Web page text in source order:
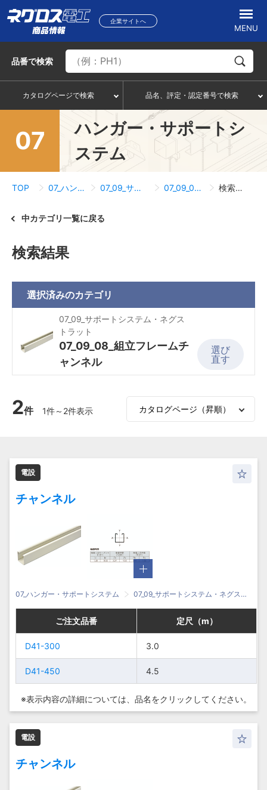
企業サイトへ
MENU
品番で検索
カタログページで検索 品名、評定・認定番号で検索
07
ハンガー・サポートシ
ステム
TOP 07_ハンガー・サポートシステム 07_09_サポートシステム・ネグストラット 07_09_08_組立フレームチャンネル 検索結果一覧
中カテゴリ一覧に戻る
検索結果
選択済みのカテゴリ
07_09_サポートシステム・ネグス
トラット
07_09_08_組立フレームチ
ャンネル
選び
直す
2件 1件～2件表示
電設
チャンネル
07_ハンガー・サポートシステム 07_09_サポートシステム・ネグストラット
ご注文品番 定尺（m）
D41-300
D41-450
ご注文品番 定尺（m）
D41-300 3.0
D41-450 4.5
ご注文品番 定尺（m）
D41-300
D41-450
ご注文品番 定尺（m）
D41-300 3.0
D41-450 4.5
※表示内容の詳細については、 品名をクリックしてください。
電設
チャンネル